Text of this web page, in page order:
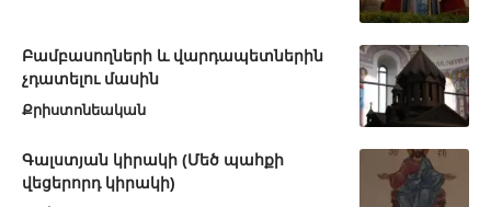
Բամբասողների և վարդապետներին
չդատելու մասին
Քրիստոնեական
Գալստյան կիրակի (Մեծ պահքի
վեցերորդ կիրակի)